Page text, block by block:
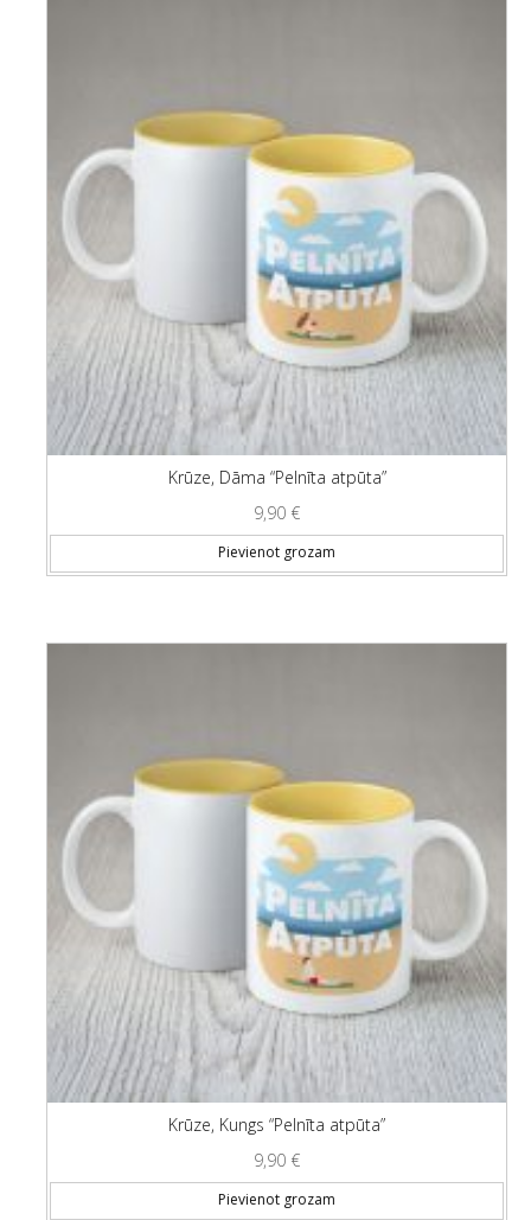
Krūze, Dāma “Pelnīta atpūta”
9,90 €
Pievienot grozam
Krūze, Kungs “Pelnīta atpūta”
9,90 €
Pievienot grozam